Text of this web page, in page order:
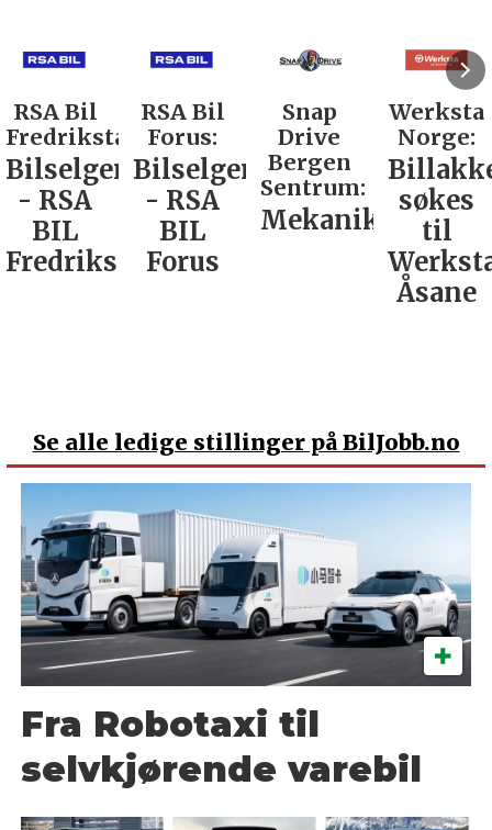
RSA Bil
Forus:
Bilselger
- RSA
BIL
Forus
Snap
Drive
Bergen
Sentrum:
Mekaniker
Werksta
Norge:
Billakkerer
søkes
til
Rodin &
Co AS:
Se alle ledige stillinger på BilJobb.no
Fra Robotaxi til
selvkjørende varebil